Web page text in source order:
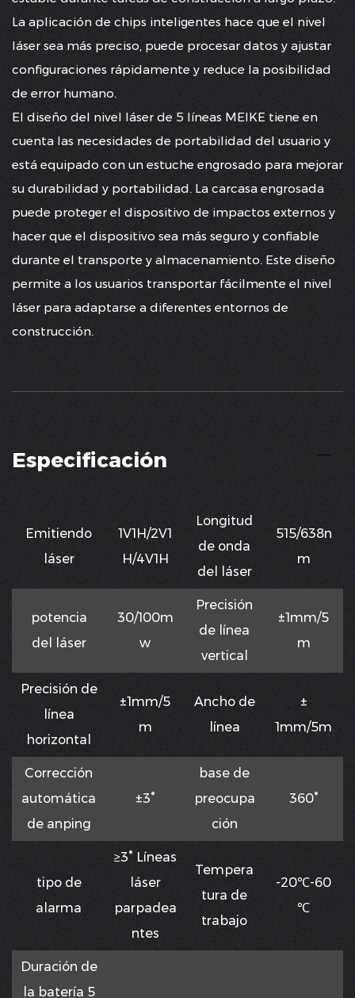
La aplicación de chips inteligentes hace que el nivel
láser sea más preciso, puede procesar datos y ajustar
configuraciones rápidamente y reduce la posibilidad
de error humano.
El diseño del nivel láser de 5 líneas MEIKE tiene en
cuenta las necesidades de portabilidad del usuario y
está equipado con un estuche engrosado para mejorar
su durabilidad y portabilidad. La carcasa engrosada
puede proteger el dispositivo de impactos externos y
hacer que el dispositivo sea más seguro y confiable
durante el transporte y almacenamiento. Este diseño
permite a los usuarios transportar fácilmente el nivel
láser para adaptarse a diferentes entornos de
construcción.
Especificación
Emitiendo
láser
1V1H/2V1
H/4V1H
Longitud
de onda
del láser
515/638n
m
potencia
del láser
30/100m
w
Precisión
de línea
vertical
±1mm/5
m
Precisión de
línea
horizontal
±1mm/5
m
Ancho de
línea
±
1mm/5m
Corrección
automática
de anping
±3°
base de
preocupa
ción
360°
tipo de
alarma
≥3° Líneas
láser
parpadea
ntes
Tempera
tura de
trabajo
-20℃-60
℃
Duración de
la batería 5